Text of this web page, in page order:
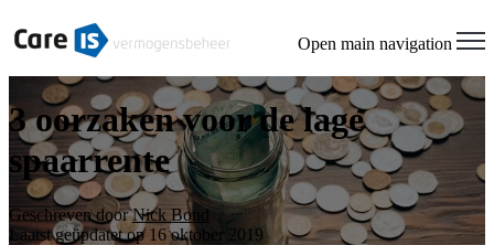
Open main navigation
3 oorzaken voor de lage
spaarrente
Geschreven doorNick Bond
Laatst geüpdatet op 16 oktober 2019